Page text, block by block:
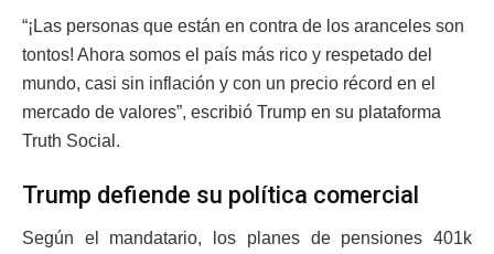
“¡Las personas que están en contra de los aranceles son
tontos! Ahora somos el país más rico y respetado del
mundo, casi sin inflación y con un precio récord en el
mercado de valores”, escribió Trump en su plataforma
Truth Social.
Trump defiende su política comercial
Según el mandatario, los planes de pensiones 401k